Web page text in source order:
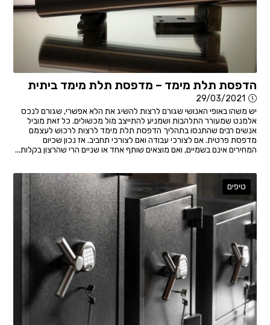
הדפסת תלת מימד – מדפסת תלת מימד ביתית
29/03/2021
יש משהו באופי האנושי שגורם לרצות להשיג את הלא אפשרי, שגורם לנכס
אלמנט שמעורר התלהבות ושמניע להתייצב מול מכשולים. כל זאת מוביל
אנשים רבים שהתנסו בתהליך הדפסת תלת מימד לרצות לרכוש לעצמם
מדפסת פרטית. אם לצורכי עבודה ואם לצורכי תחביב. אז נכון שכיום
המחירים אינם בשמיים, ואם מוצאים שותף אחד או שניים הרי שהרצון בקלות...
טיפים